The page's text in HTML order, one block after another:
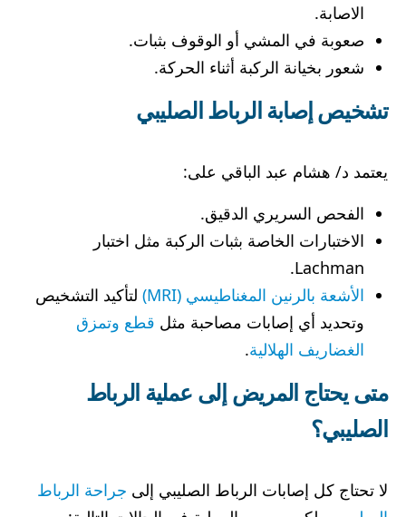
الاصابة.
صعوبة في المشي أو الوقوف بثبات.
شعور بخيانة الركبة أثناء الحركة.
تشخيص إصابة الرباط الصليبي
يعتمد د/ هشام عبد الباقي على:
الفحص السريري الدقيق.
الاختبارات الخاصة بثبات الركبة مثل اختبار
Lachman.
الأشعة بالرنين المغناطيسي (MRI)
لتأكيد التشخيص
وتحديد أي إصابات مصاحبة مثل قطع وتمزق
الغضاريف الهلالية.
متى يحتاج المريض إلى عملية الرباط
الصليبي؟
لا تحتاج كل إصابات الرباط الصليبي إلى جراحة الرباط